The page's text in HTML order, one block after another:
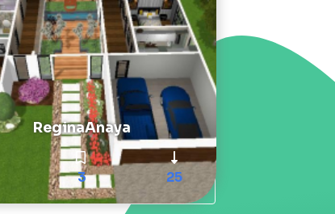
ReginaAnaya
3 25